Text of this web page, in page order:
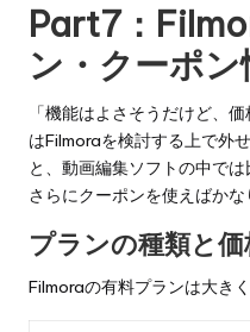
Part7：
ン・クーポン
「機能はよさそうだけど、
はFilmoraを検討する上で外
と、動画編集ソフトの中では
さらにクーポンを使えばかな
プランの種類と価
Filmoraの有料プランは大き